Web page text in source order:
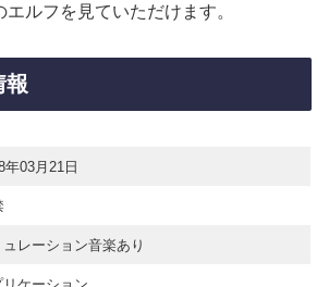
ルフを見ていただけます。
報
年03月21日
ュレーション音楽あり